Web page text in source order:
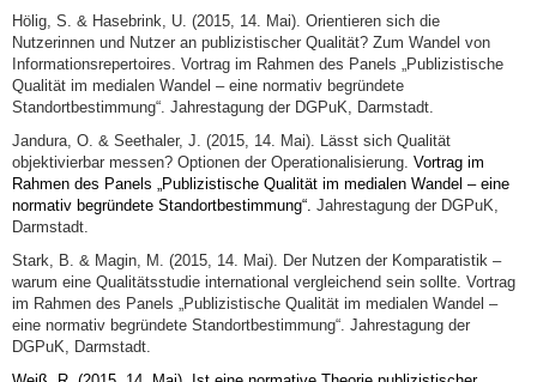
Hölig, S. & Hasebrink, U. (2015, 14. Mai). Orientieren sich die
Nutzerinnen und Nutzer an publizistischer Qualität? Zum Wandel von
Informationsrepertoires. Vortrag im Rahmen des Panels „Publizistische
Qualität im medialen Wandel – eine normativ begründete
Standortbestimmung“. Jahrestagung der DGPuK, Darmstadt.
Jandura, O. & Seethaler, J. (2015, 14. Mai). Lässt sich Qualität
objektivierbar messen? Optionen der Operationalisierung. Vortrag im
Rahmen des Panels „Publizistische Qualität im medialen Wandel – eine
normativ begründete Standortbestimmung“. Jahrestagung der DGPuK,
Darmstadt.
Stark, B. & Magin, M. (2015, 14. Mai). Der Nutzen der Komparatistik –
warum eine Qualitätsstudie international vergleichend sein sollte. Vortrag
im Rahmen des Panels „Publizistische Qualität im medialen Wandel –
eine normativ begründete Standortbestimmung“. Jahrestagung der
DGPuK, Darmstadt.